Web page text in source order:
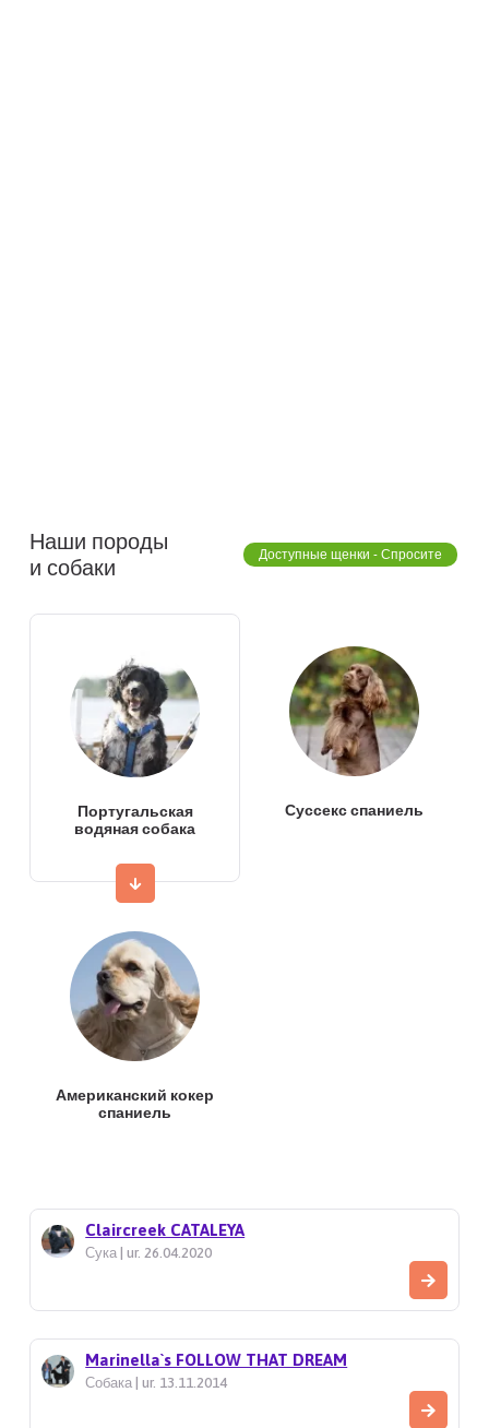
Наши породы
и собаки
Доступные щенки - Спросите
Португальская
водяная собака
Суссекс спаниель
Американский кокер
спаниель
Claircreek CATALEYA
Сука | ur. 26.04.2020
Marinella`s FOLLOW THAT DREAM
Собака | ur. 13.11.2014